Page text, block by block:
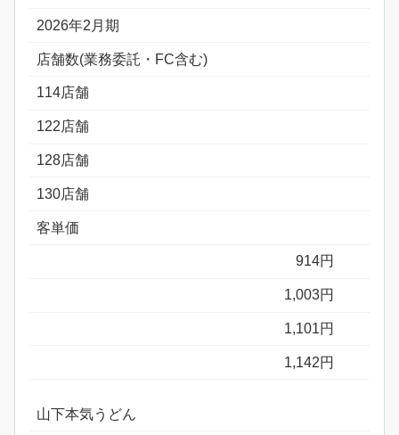
2026年2月期
店舗数(業務委託・FC含む)
114店舗
122店舗
128店舗
130店舗
客単価
914円
1,003円
1,101円
1,142円
山下本気うどん